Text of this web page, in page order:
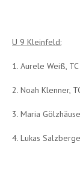
U 9 Kleinfeld:
1. Aurele Weiß, TC
2. Noah Klenner,
3. Maria
4. Lukas